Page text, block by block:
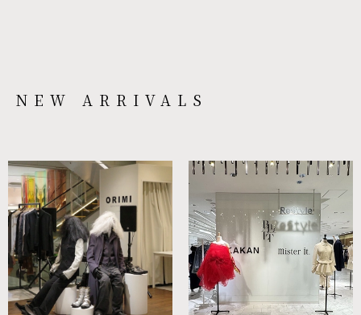
NEW ARRIVALS